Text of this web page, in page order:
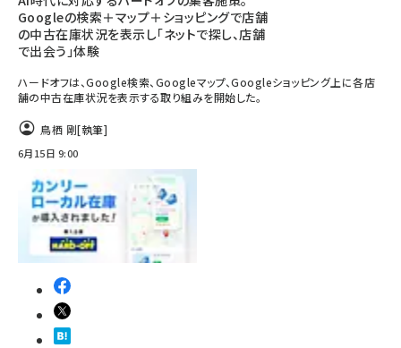
Googleの検索＋マップ＋ショッピングで店舗
の中古在庫状況を表示し「ネットで探し、店舗
で出会う」体験
ハードオフは、Google検索、Googleマップ、Googleショッピング上に各店
舗の中古在庫状況を表示する取り組みを開始した。
鳥栖 剛[執筆]
6月15日 9:00